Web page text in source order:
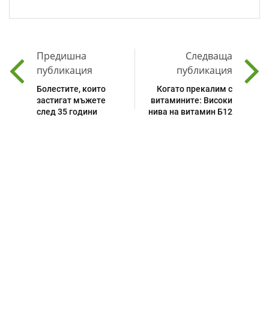
Предишна
публикация
Болестите, които
застигат мъжете
след 35 години
Следваща
публикация
Когато прекалим с
витамините: Високи
нива на витамин Б12